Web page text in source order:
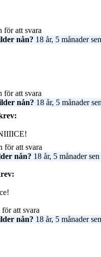
för att svara
nån? 18 år, 5 månader sen
för att svara
nån? 18 år, 5 månader
för att svara
nån? 18 år, 5 månader sen
att svara
nån? 18 år, 5 månader sen